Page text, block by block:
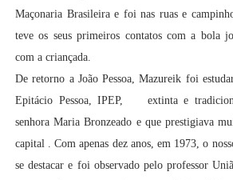
Maçonaria Brasileira e foi nas ruas e
teve os seus primeiros contatos com a bola
com a criançada.
De retorno a João Pessoa, Mazureik foi
Epitácio Pessoa, IPEP, extinta e
senhora Maria Bronzeado e que prestigiava
capital . Com apenas dez anos, em 1973, o
se destacar e foi observado pelo professor